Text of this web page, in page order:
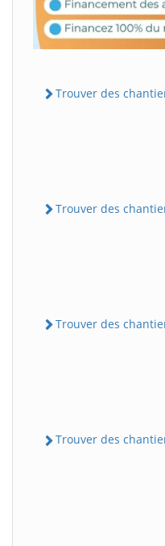
Trouver des
Trouver des
Trouver des
Trouver des